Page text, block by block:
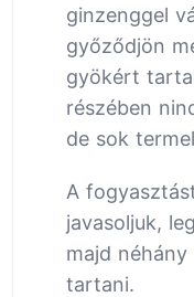
ginzenggel
győződjön
gyökért
részében
de sok
A
javasoljuk,
majd
tartani.